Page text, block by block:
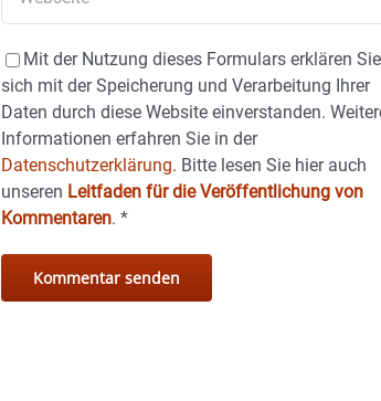
Mit der Nutzung dieses Formulars erklären Sie
sich mit der Speicherung und Verarbeitung Ihrer
Daten durch diese Website einverstanden.
Informationen erfahren Sie in der
Datenschutzerklärung. Bitte lesen Sie hier auch
unseren Leitfaden für die Veröffentlichung von
Kommentaren.*